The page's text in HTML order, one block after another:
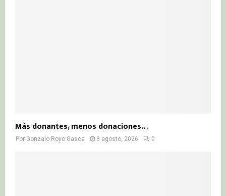
Más donantes, menos donaciones…
Por Gonzalo Royo Gasca 3 agosto, 2026 0